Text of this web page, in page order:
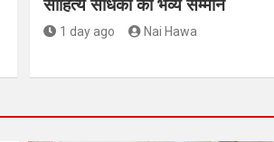
साहित्य साधकों का भव्य सम्मान
1 day ago Nai Hawa